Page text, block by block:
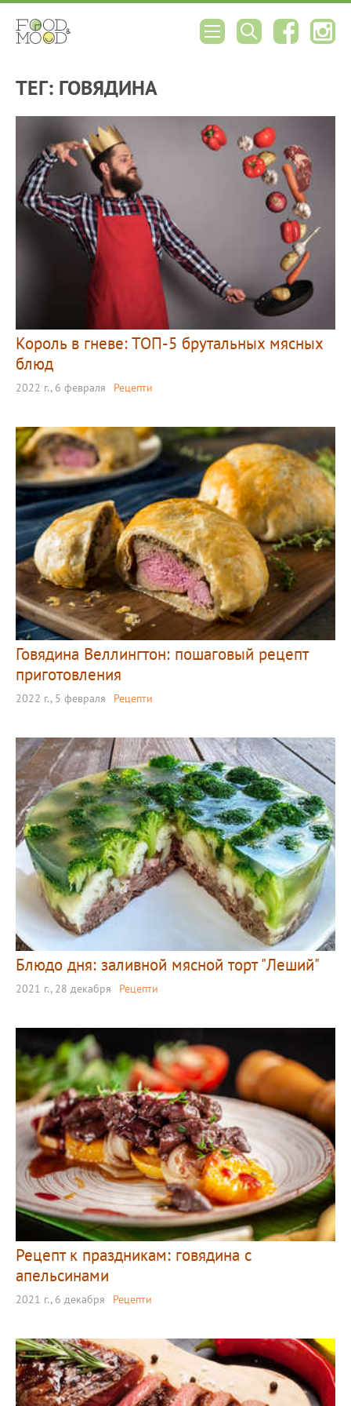
ТЕГ: ГОВЯДИНА
Король в гневе: ТОП-5 брутальных мясных
блюд
2022 г., 6 февраля Рецепти
Говядина Веллингтон: пошаговый рецепт
приготовления
2022 г., 5 февраля Рецепти
Блюдо дня: заливной мясной торт "Леший"
2021 г., 28 декабря Рецепти
Рецепт к праздникам: говядина с
апельсинами
2021 г., 6 декабря Рецепти